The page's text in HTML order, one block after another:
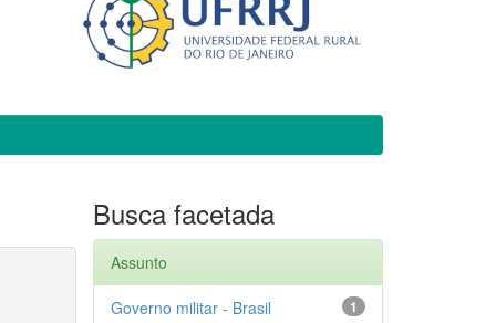
Busca facetada
Assunto
1
Governo militar - Brasil